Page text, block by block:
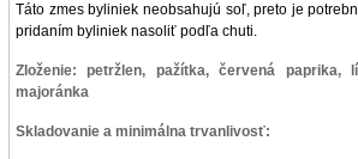
Táto zmes byliniek neobsahujú soľ, preto je
pridaním byliniek nasoliť podľa chuti.
Zloženie: petržlen, pažítka, červená paprika,
majoránka
Skladovanie a minimálna trvanlivosť: